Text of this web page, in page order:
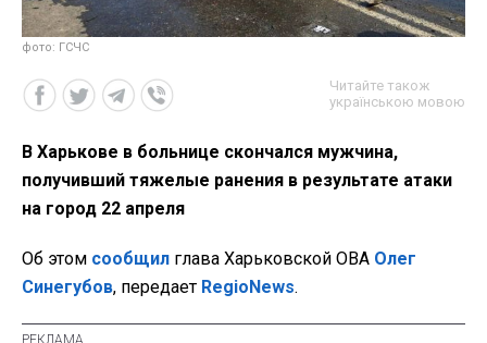
фото: ГСЧС
Читайте також
українською мовою
В Харькове в больнице скончался мужчина,
получивший тяжелые ранения в результате атаки
на город 22 апреля
Об этом сообщил глава Харьковской ОВА Олег
Синегубов, передает RegioNews.